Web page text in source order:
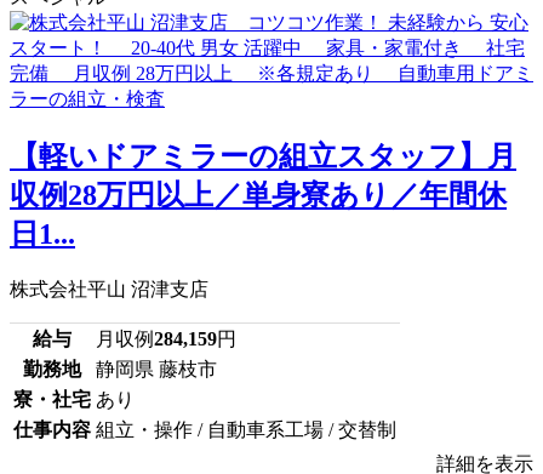
【軽いドアミラーの組立スタッフ】月
収例28万円以上／単身寮あり／年間休
日1...
株式会社平山 沼津支店
給与 月収例284,159円
勤務地
静岡県 藤枝市
寮・社宅 あり
仕事内容 組立・操作 / 自動車系工場 / 交替制
詳細を表示